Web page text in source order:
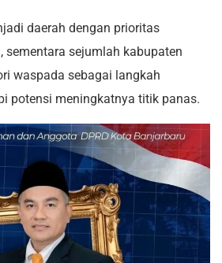
daerah dengan prioritas
sementara sejumlah kabupaten
waspada sebagai langkah
potensi meningkatnya titik panas.